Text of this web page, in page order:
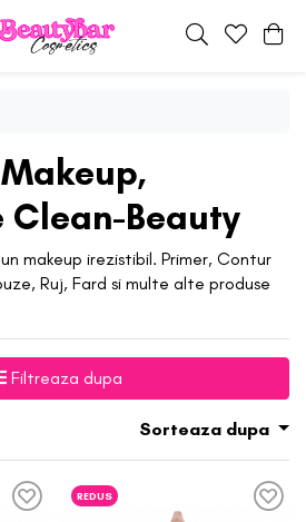
Clean-Beauty
makeup irezistibil. Primer, Contur
Ruj, Fard si multe alte produse
Filtreaza dupa
Sorteaza dupa
REDUS